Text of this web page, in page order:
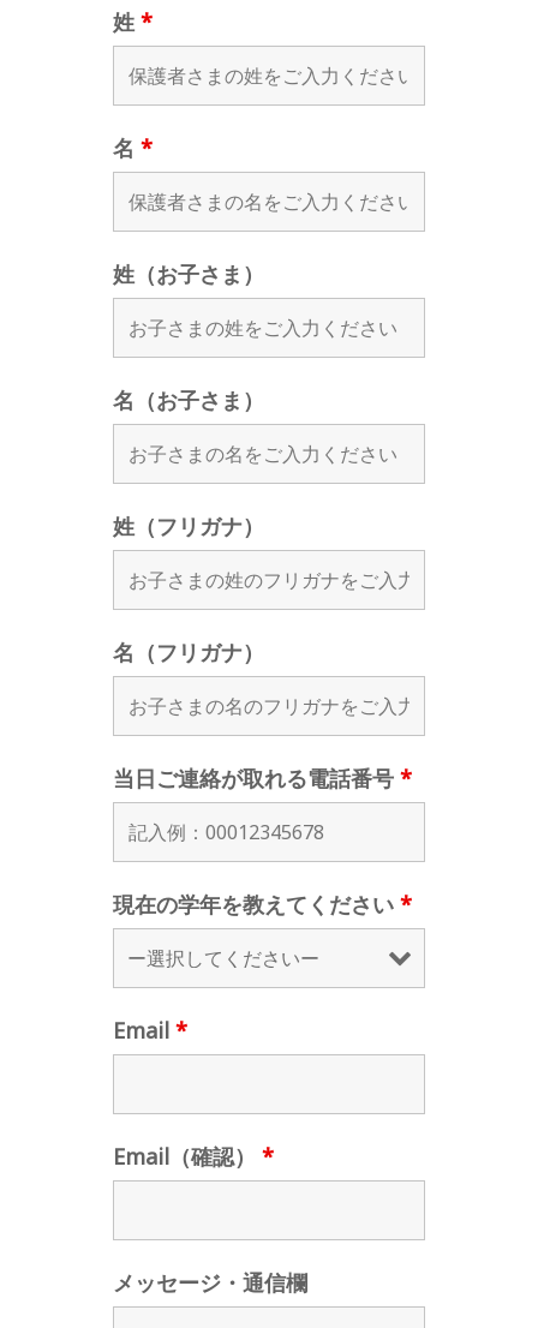
姓 *
名 *
姓（お子さま）
名（お子さま）
姓（フリガナ）
名（フリガナ）
当日ご連絡が取れる電話番号 *
現在の学年を教えてください *
Email *
Email（確認） *
メッセージ・通信欄